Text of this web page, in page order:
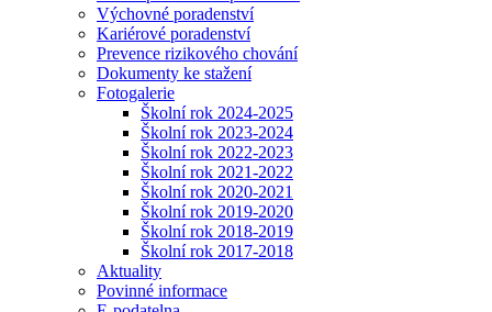
Výchovné poradenství
Kariérové poradenství
Prevence rizikového chování
Dokumenty ke stažení
Fotogalerie
Školní rok 2024-2025
Školní rok 2023-2024
Školní rok 2022-2023
Školní rok 2021-2022
Školní rok 2020-2021
Školní rok 2019-2020
Školní rok 2018-2019
Školní rok 2017-2018
Aktuality
Povinné informace